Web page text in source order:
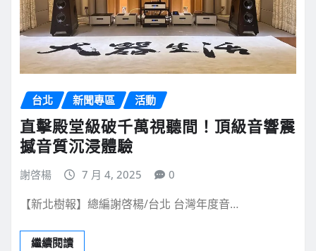
台北 新聞專區 活動
直擊殿堂級破千萬視聽間！頂級音響震
撼音質沉浸體驗
謝啓楊 7 月 4, 2025 0
【新北樹報】總編謝啓楊/台北 台灣年度音…
繼續閱讀